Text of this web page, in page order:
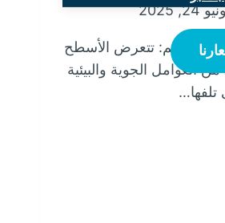
24, 2025
بالقصيم: تتعرض الأسطح
العوامل الجوية والبيئية
تلفها…